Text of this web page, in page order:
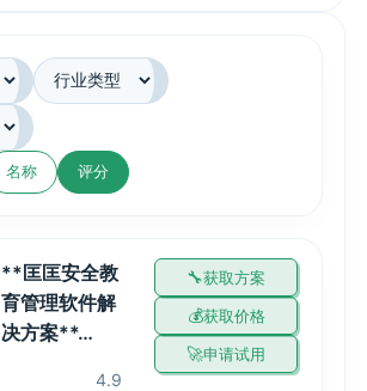
名称 评分
**匡匡安全教
育管理软件解
决方案**…
4.9
获取方案
获取价格
申请试用